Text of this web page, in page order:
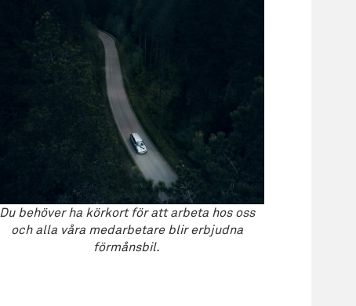
Du behöver ha körkort för att arbeta hos oss
och alla våra medarbetare blir erbjudna
förmånsbil.